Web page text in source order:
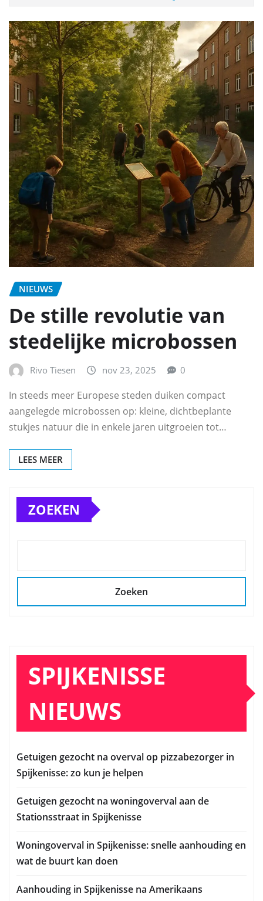
NIEUWS
De stille revolutie van
stedelijke microbossen
Rivo Tiesen nov 23, 2025 0
In steeds meer Europese steden duiken compact
aangelegde microbossen op: kleine, dichtbeplante
stukjes natuur die in enkele jaren uitgroeien tot…
LEES MEER
ZOEKEN
Zoeken
SPIJKENISSE
NIEUWS
Getuigen gezocht na overval op pizzabezorger in
Spijkenisse: zo kun je helpen
Getuigen gezocht na woningoverval aan de
Stationsstraat in Spijkenisse
Woningoverval in Spijkenisse: snelle aanhouding en
wat de buurt kan doen
Aanhouding in Spijkenisse na Amerikaans